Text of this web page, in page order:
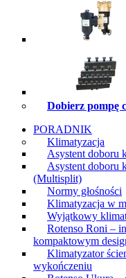
Dobierz pompę
PORADNIK
Klimatyzacja
Asystent doboru
Asystent doboru
(Multisplit)
Normy głośności
Klimatyzacja w
Wyjątkowy
Rotenso Roni –
kompaktowym
Klimatyzator
wykończeniu